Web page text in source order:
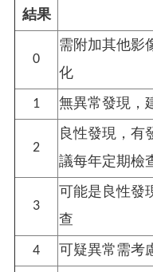
結果
0
需附加其他影
化
1
無異常發現，
2
良性發現，有
議每年定期檢
3
可能是良性發
查
4
可疑異常需考